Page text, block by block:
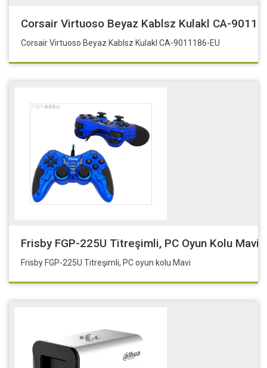
Corsair Virtuoso Beyaz Kablsz Kulakl CA-
Corsair Virtuoso Beyaz Kablsz Kulakl CA-9011186-EU
Frisby FGP-225U Titreşimli, PC Oyun Kolu Mavi
Frisby FGP-225U Titreşimli, PC oyun kolu Mavi